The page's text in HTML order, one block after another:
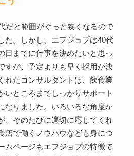
だと範囲がぐっと狭くなるので
た。しかし、エフジョブは40代
日までに仕事を決めたいと思っ
すが、予定よりも早く採用が決
れたコンサルタントは、飲食業
いところまでしっかりサポート
なりました。いろいろな角度か
、そのたびに適切に応じてくれ
店で働くノウハウなども身につ
ムページもエフジョブの特徴で